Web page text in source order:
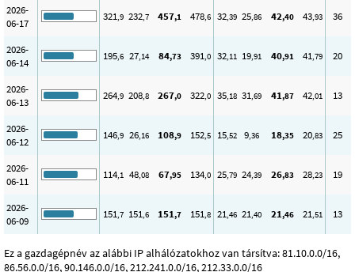
2026-
06-17
321,9 232,7 457,1 478,6 32,39 25,86 42,40 43,93 36
2026-
06-14
195,6 27,14 84,73 391,0 32,11 19,91 40,91 41,79 20
2026-
06-13
264,9 208,8 267,0 322,0 35,18 31,69 41,87 42,01 13
2026-
06-12
146,9 26,16 108,9 152,5 15,52 9,36 18,35 20,83 25
2026-
06-11
114,1 48,08 67,95 134,0 25,79 24,39 26,83 28,23 19
2026-
06-09
151,7 151,6 151,7 151,8 21,46 21,40 21,46 21,51 13
Ez a gazdagépnév az alábbi IP alhálózatokhoz van társítva: 81.10.0.0/16,
86.56.0.0/16, 90.146.0.0/16, 212.241.0.0/16, 212.33.0.0/16